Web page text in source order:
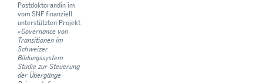
Postdoktorandin im
vom SNF finanziell
unterstützten Projekt
«Governance von
Transitionen im
Schweizer
Bildungssystem.
Studie zur Steuerung
der Übergänge